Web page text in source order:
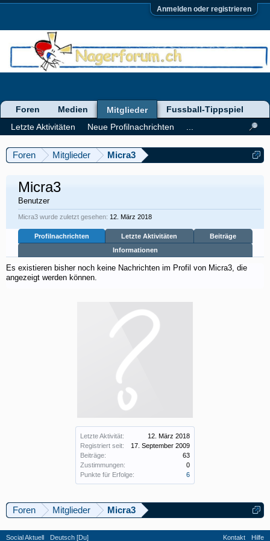
Anmelden oder registrieren
Foren Mitglieder Micra3
Letzte Aktivität:
12. März 2018
Registriert seit:
17. September 2009
Beiträge:
63
Zustimmungen:
0
Punkte für Erfolge:
6
Micra3
Benutzer
Micra3 wurde zuletzt gesehen: 12. März 2018
Profilnachrichten Letzte Aktivitäten
Beiträge
Informationen
Es existieren bisher noch keine Nachrichten im Profil von Micra3, die
angezeigt werden können.
Foren Mitglieder Micra3
Foren Medien
Mitglieder
Letzte Aktivitäten
Neue Profilnachrichten
Fussball-Tippspiel
Social Aktuell Deutsch [Du] Kontakt Hilfe